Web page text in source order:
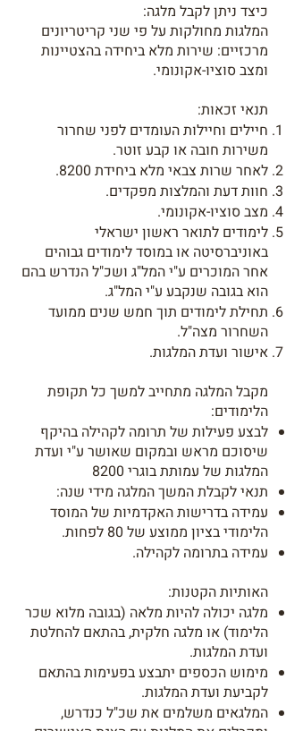
כיצד ניתן לקבל מלגה:
המלגות מחולקות על פי שני קריטריונים
מרכזיים: שירות מלא ביחידה בהצטיינות
ומצב סוציו-אקונומי.
תנאי זכאות:
חיילים וחיילות העומדים לפני שחרור
משירות חובה או קבע זוטר.
לאחר שרות צבאי מלא ביחידת 8200.
חוות דעת והמלצות מפקדים.
מצב סוציו-אקונומי.
לימודים לתואר ראשון ישראלי
באוניברסיטה או במוסד לימודים גבוהים
אחר המוכרים ע"י המל"ג ושכ"ל הנדרש בהם
הוא בגובה שנקבע ע"י המל"ג.
תחילת לימודים תוך חמש שנים ממועד
השחרור מצה"ל.
אישור ועדת המלגות.
מקבל המלגה מתחייב למשך כל תקופת
הלימודים:
לבצע פעילות של תרומה לקהילה בהיקף
שיסוכם מראש ובמקום שאושר ע"י ועדת
המלגות של עמותת בוגרי 8200
תנאי לקבלת המשך המלגה מידי שנה:
עמידה בדרישות האקדמיות של המוסד
הלימודי בציון ממוצע של 80 לפחות.
עמידה בתרומה לקהילה.
האותיות הקטנות:
מלגה יכולה להיות מלאה (בגובה מלוא שכר
הלימוד) או מלגה חלקית, בהתאם להחלטת
ועדת המלגות.
מימוש הכספים יתבצע בפעימות בהתאם
לקביעת ועדת המלגות.
המלגאים משלמים את שכ"ל כנדרש,